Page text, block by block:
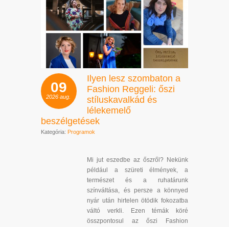
09
2026 aug.
Ilyen lesz szombaton a
Fashion Reggeli: őszi
stíluskavalkád és
lélekemelő
beszélgetések
Kategória: Programok
Mi jut eszedbe az őszről? Nekünk
például a szüreti élmények, a
természet és a ruhatárunk
színváltása, és persze a könnyed
nyár után hirtelen ötödik fokozatba
váltó verkli. Ezen témák köré
összpontosul az őszi Fashion